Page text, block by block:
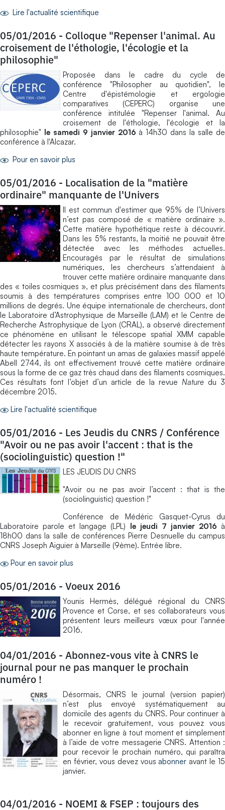
Lire l'actualité scientifique
05/01/2016 - Colloque "Repenser l'animal. Au
croisement de l'éthologie, l'écologie et la
philosophie"
Proposée dans le cadre du cycle de
conférence "Philosopher au quotidien", le
Centre d'épistémologie et ergologie
comparatives (CEPERC) organise une
conférence intitulée "Repenser l'animal. Au
croisement de l'éthologie, l'écologie et la
philosophie" le samedi 9 janvier 2016 à 14h30 dans la salle de
conférence à l'Alcazar.
Pour en savoir plus
05/01/2016 - Localisation de la "matière
ordinaire" manquante de l'Univers
Il est commun d'estimer que 95% de l’Univers
n’est pas composé de « matière ordinaire ».
Cette matière hypothétique reste à découvrir.
Dans les 5% restants, la moitié ne pouvait être
détectée avec les méthodes actuelles.
Encouragés par le résultat de simulations
numériques, les chercheurs s’attendaient à
trouver cette matière ordinaire manquante dans
des « toiles cosmiques », et plus précisément dans des filaments
soumis à des températures comprises entre 100 000 et 10
millions de degrés. Une équipe internationale de chercheurs, dont
le Laboratoire d’Astrophysique de Marseille (LAM) et le Centre de
Recherche Astrophysique de Lyon (CRAL), a observé directement
ce phénomène en utilisant le télescope spatial XMM capable
détecter les rayons X associés à de la matière soumise à de très
haute température. En pointant un amas de galaxies massif appelé
Abell 2744, ils ont effectivement trouvé cette matière ordinaire
sous la forme de ce gaz très chaud dans des filaments cosmiques.
Ces résultats font l’objet d’un article de la revue Naturedu 3
décembre 2015.
Lire l'actualité scientifique
05/01/2016 - Les Jeudis du CNRS / Conférence
"Avoir ou ne pas avoir l'accent : that is the
(sociolinguistic) question !"
LES JEUDIS DU CNRS
"Avoir ou ne pas avoir l’accent : that is the
(sociolinguistic) question !"
Conférence de Médéric Gasquet-Cyrus du
Laboratoire parole et langage (LPL) le jeudi 7 janvier 2016 à
18h00 dans la salle de conférences Pierre Desnuelle du campus
CNRS Joseph Aiguier à Marseille (9ème). Entrée libre.
Pour en savoir plus
05/01/2016 - Voeux 2016
Younis Hermès, délégué régional du CNRS
Provence et Corse, et ses collaborateurs vous
présentent leurs meilleurs vœux pour l'année
2016.
04/01/2016 - Abonnez-vous vite à CNRS le
journal pour ne pas manquer le prochain
numéro !
Désormais, CNRS le journal (version papier)
n’est plus envoyé systématiquement au
domicile des agents du CNRS. Pour continuer à
le recevoir gratuitement, vous pouvez vous
abonner en ligne à tout moment et simplement
à l’aide de votre messagerie CNRS. Attention :
pour recevoir le prochain numéro, qui paraîtra
en février, vous devez vous abonner avant le 15
janvier.
04/01/2016 - NOEMI & FSEP : toujours des